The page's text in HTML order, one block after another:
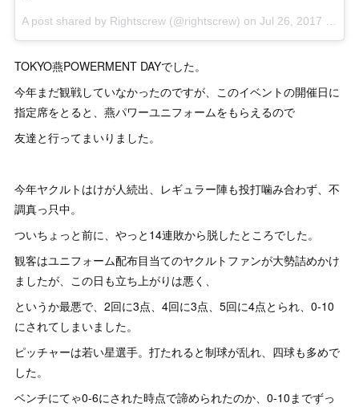
A post shared by Rightscrew (@rightscrew) onJul 26, 2017 at 6:13am PDT
TOKYO燕POWERMENT DAYでした。
今年まだ観戦していなかったのですが、このイベントの開催日に
指定席をとると、燕パワーユニフォームをもらえるので
友達と行ってまいりました。
今年ヤクルトはけが人続出、レギュラー陣も投打噛み合わず、不
調真っ只中。
ついちょっと前に、やっと14連敗から脱したところでした。
観客はユニフォーム配布目当てのヤクルトファンが大勢詰めかけ
ましたが、この日も立ち上がりは悪く、
というか最悪で、2回に3点、4回に3点、5回に4点とられ、0-10
にされてしまいました。
ピッチャーは若い星選手。打たれると制球が乱れ、四球も多めで
した。
ベンチにてゃ0-6にされた時点で諦められたのか、0-10までずっ